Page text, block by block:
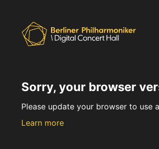
Sorry, your browser
Please update your browser to use
Learn more